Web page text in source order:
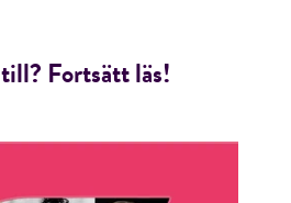
Fortsätt läs!